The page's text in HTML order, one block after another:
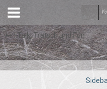
Talk, Tratsch und Fun